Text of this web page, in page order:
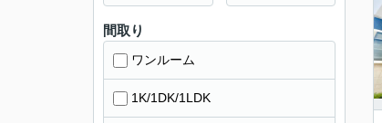
間取り
ワンルーム
1K/1DK/1LDK